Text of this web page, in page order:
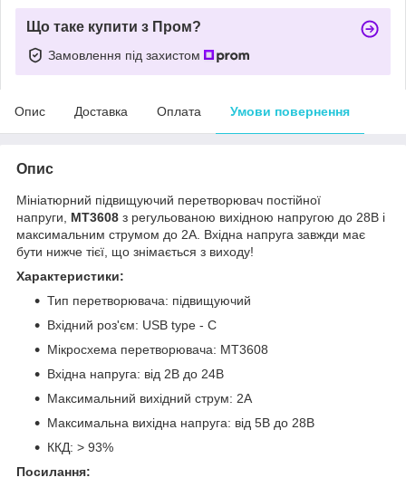
Що таке купити з Пром?
Замовлення під захистом
Опис Доставка Оплата Умови повернення
Опис
Мініатюрний підвищуючий перетворювач постійної
напруги, MT3608 з регульованою вихідною напругою до 28В і
максимальним струмом до 2А. Вхідна напруга завжди має
бути нижче тієї, що знімається з виходу!
Характеристики:
Тип перетворювача: підвищуючий
Вхідний роз'єм: USB type - C
Мікросхема перетворювача: MT3608
Вхідна напруга: від 2В до 24В
Максимальний вихідний струм: 2А
Максимальна вихідна напруга: від 5В до 28В
ККД: > 93%
Посилання: